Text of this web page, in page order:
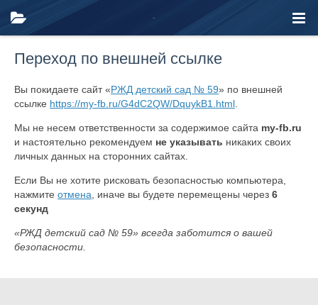
Переход по внешней ссылке
Вы покидаете сайт «РЖД детский сад № 59» по внешней
ссылке https://my-fb.ru/G4dC2QW/DquykB1.html
Мы не несем ответственности за содержимое сайта my-fb.ru
и настоятельно рекомендуем не указывать никаких своих
личных данных на сторонних сайтах.
Если Вы не хотите рисковать безопасностью компьютера,
нажмите отмена , иначе вы будете перемещены через 6
секунд
«РЖД детский сад № 59» всегда заботится о вашей
безопасности.